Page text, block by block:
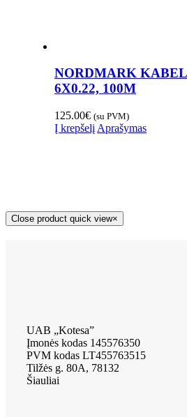
NORDMARK
6X0.22, 100M
125.00€ (su PVM)
Į krepšelį Aprašymas
Close product quick view×
UAB „Kotesa”
Įmonės kodas 145576350
PVM kodas LT455763515
Tilžės g. 80A, 78132
Šiauliai